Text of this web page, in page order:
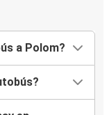
a Polom?